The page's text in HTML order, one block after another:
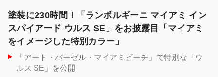
塗装に230時間！「ランボルギーニ マイアミ イン
スパイアード ウルス SE」をお披露目「マイアミ
をイメージした特別カラー」
「アート・バーゼル・マイアミビーチ」で特別な「ウ
ルス SE」を公開